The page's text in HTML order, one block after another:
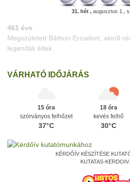
31. hét ,augusztus 1.,
VÁRHATÓ IDŐJÁRÁS
15 óra
szórványos felhőzet
37°C
18 óra
kevés felhő
30°C
KÉRDŐÍV KÉSZÍTÉSE
KUTATAS-